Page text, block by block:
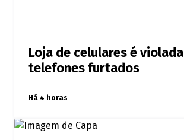
Loja de celulares é
telefones furtados
Há 4 horas